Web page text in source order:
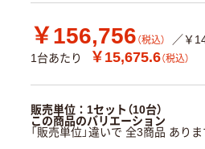
￥156,756 （税込）
／￥
1台あたり
￥15,675.6（税込）
販売単位：1セット（10台）
この商品のバリエーション
「販売単位」違いで 全3商品 ありま